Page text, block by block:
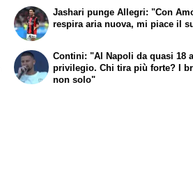
Jashari punge Allegri: "Con
respira aria nuova, mi piace il
Contini: "Al Napoli da quasi 18
privilegio. Chi tira più forte? I
non solo"